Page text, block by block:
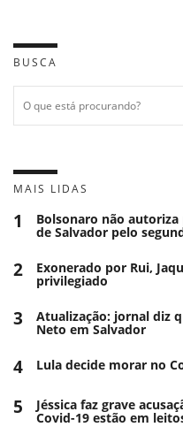
BUSCA
MAIS LIDAS
1 Bolsonaro não
de Salvador pelo
2 Exonerado por Rui,
privilegiado
3 Atualização: jornal diz
Neto em Salvador
4 Lula decide morar no
5 Jéssica faz grave
Covid-19 estão em